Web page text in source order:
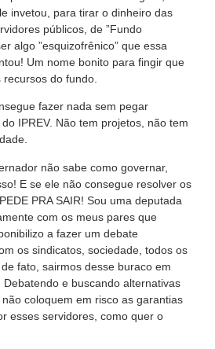
invetou, para tirar o dinheiro das
públicos, de ”Fundo
algo ”esquizofrênico” que essa
Um nome bonito para fingir que
do fundo.
fazer nada sem pegar
IPREV. Não tem projetos, não tem
não sabe como governar,
E se ele não consegue resolver os
PRA SAIR! Sou uma deputada
com os meus pares que
a fazer um debate
os sindicatos, sociedade, todos os
fato, sairmos desse buraco em
e buscando alternativas
coloquem em risco as garantias
esses servidores, como quer o